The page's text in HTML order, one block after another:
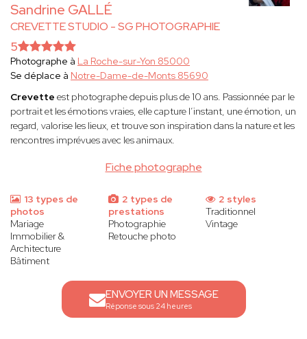
Sandrine GALLÉ
CREVETTE STUDIO - SG PHOTOGRAPHIE
Fiche photographe
5
Photographe à La Roche-sur-Yon 85000
Se déplace à Notre-Dame-de-Monts 85690
Crevette est photographe depuis plus de 10 ans. Passionnée par le
portrait et les émotions vraies, elle capture l’instant, une émotion, un
regard, valorise les lieux, et trouve son inspiration dans la nature et les
rencontres imprévues avec les animaux.
13 types de
photos
Mariage
Immobilier &
Architecture
Bâtiment
2 types de
prestations
Photographie
Retouche photo
2 styles
Traditionnel
Vintage
ENVOYER UN MESSAGE
Réponse sous 24 heures